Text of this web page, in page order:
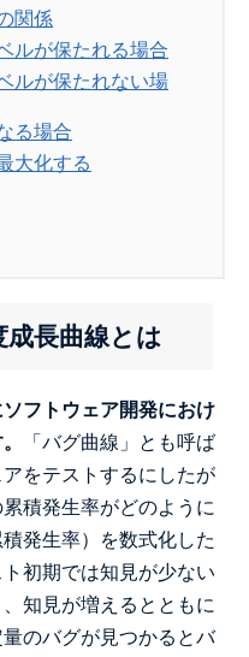
関係
ルが保たれる場合
ルが保たれない場
る場合
大化する
長曲線とは
ソフトウェア開発におけ
「バグ曲線」とも呼ば
をテストするにしたが
積発生率がどのように
発生率）を数式化した
初期では知見が少ない
知見が増えるとともに
のバグが見つかるとバ